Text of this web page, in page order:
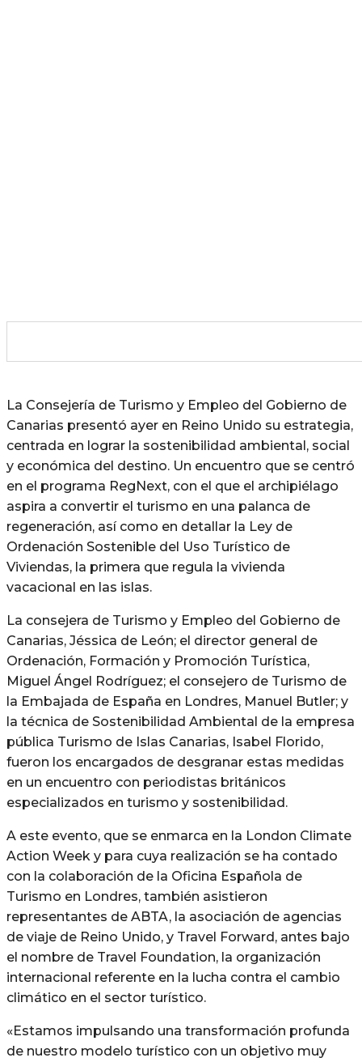
La Consejería de Turismo y Empleo del Gobierno de
Canarias presentó ayer en Reino Unido su estrategia,
centrada en lograr la sostenibilidad ambiental, social
y económica del destino. Un encuentro que se centró
en el programa RegNext, con el que el archipiélago
aspira a convertir el turismo en una palanca de
regeneración, así como en detallar la Ley de
Ordenación Sostenible del Uso Turístico de
Viviendas, la primera que regula la vivienda
vacacional en las islas.
La consejera de Turismo y Empleo del Gobierno de
Canarias, Jéssica de León; el director general de
Ordenación, Formación y Promoción Turística,
Miguel Ángel Rodríguez; el consejero de Turismo de
la Embajada de España en Londres, Manuel Butler; y
la técnica de Sostenibilidad Ambiental de la empresa
pública Turismo de Islas Canarias, Isabel Florido,
fueron los encargados de desgranar estas medidas
en un encuentro con periodistas británicos
especializados en turismo y sostenibilidad.
A este evento, que se enmarca en la London Climate
Action Week y para cuya realización se ha contado
con la colaboración de la Oficina Española de
Turismo en Londres, también asistieron
representantes de ABTA, la asociación de agencias
de viaje de Reino Unido, y Travel Forward, antes bajo
el nombre de Travel Foundation, la organización
internacional referente en la lucha contra el cambio
climático en el sector turístico.
«Estamos impulsando una transformación profunda
de nuestro modelo turístico con un objetivo muy